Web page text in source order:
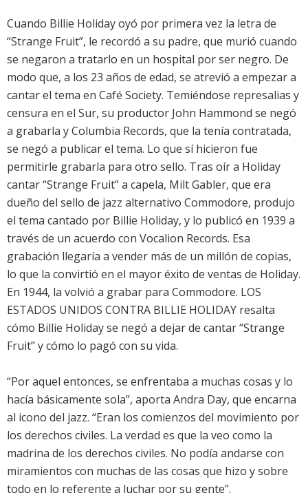
Cuando Billie Holiday oyó por primera vez la letra de
“Strange Fruit”, le recordó a su padre, que murió cuando
se negaron a tratarlo en un hospital por ser negro. De
modo que, a los 23 años de edad, se atrevió a empezar a
cantar el tema en Café Society. Temiéndose represalias y
censura en el Sur, su productor John Hammond se negó
a grabarla y Columbia Records, que la tenía contratada,
se negó a publicar el tema. Lo que sí hicieron fue
permitirle grabarla para otro sello. Tras oír a Holiday
cantar “Strange Fruit” a capela, Milt Gabler, que era
dueño del sello de jazz alternativo Commodore, produjo
el tema cantado por Billie Holiday, y lo publicó en 1939 a
través de un acuerdo con Vocalion Records. Esa
grabación llegaría a vender más de un millón de copias,
lo que la convirtió en el mayor éxito de ventas de Holiday.
En 1944, la volvió a grabar para Commodore. LOS
ESTADOS UNIDOS CONTRA BILLIE HOLIDAY resalta
cómo Billie Holiday se negó a dejar de cantar “Strange
Fruit” y cómo lo pagó con su vida.
“Por aquel entonces, se enfrentaba a muchas cosas y lo
hacía básicamente sola”, aporta Andra Day, que encarna
al icono del jazz. “Eran los comienzos del movimiento por
los derechos civiles. La verdad es que la veo como la
madrina de los derechos civiles. No podía andarse con
miramientos con muchas de las cosas que hizo y sobre
todo en lo referente a luchar por su gente”.